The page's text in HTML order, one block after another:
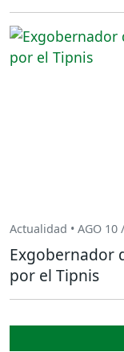
Actualidad • AGO 10
Exgobernador
por el Tipnis